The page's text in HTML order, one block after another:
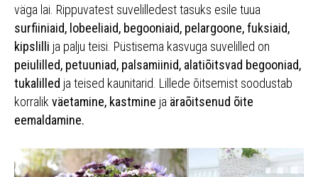
väga lai. Rippuvatest suvelilledest tasuks esile tuua
surfiiniaid, lobeeliaid, begooniaid, pelargoone, fuksiaid,
kipslilli ja palju teisi. Püstisema kasvuga suvelilled on
peiulilled, petuuniad, palsamiinid, alatiõitsvad begooniad,
tukalilled ja teised kaunitarid. Lillede õitsemist soodustab
korralik väetamine, kastmine ja äraõitsenud õite
eemaldamine.